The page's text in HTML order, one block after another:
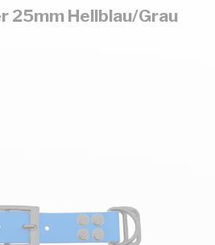
25mm Hellblau/Grau